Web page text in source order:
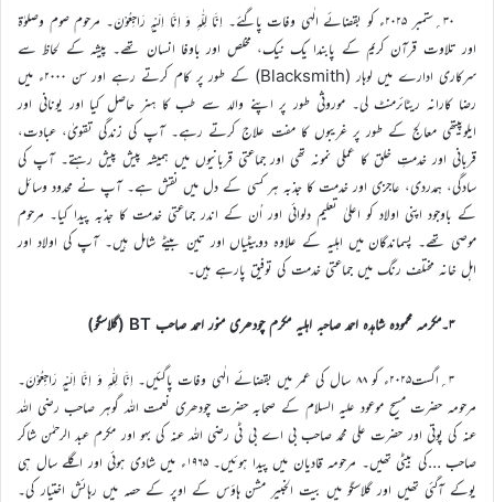
۳۰؍ستمبر ۲۰۲۵ء کو بقضائے الٰہی وفات پاگئے۔ اِنَّا لِلّٰہِ وَ اِنَّا اِلَیْہِ رَاجِعُوْنَ۔ مرحوم صوم وصلوٰۃ
اور تلاوت قرآن کریم کے پابندا یک نیک، مخلص اور باوفا انسان تھے۔ پیشہ کے لحاظ سے
سرکاری ادارے میں لوہار (Blacksmith) کے طور پر کام کرتے رہے اور سن ۲۰۰۰ء میں
رضا کارانہ ریٹائرمنٹ لی۔ موروثی طور پر اپنے والد سے طب کا ہنر حاصل کیا اور یونانی اور
ایلوپیتھی معالج کے طور پر غریبوں کا مفت علاج کرتے رہے۔ آپ کی زندگی تقویٰ، عبادت،
قربانی اور خدمتِ خلق کا عملی نمونہ تھی اور جماعتی قربانیوں میں ہمیشہ پیش پیش رہتے۔ آپ کی
سادگی، ہمدردی، عاجزی اور خدمت کا جذبہ ہر کسی کے دل میں نقش ہے۔ آپ نے محدود وسائل
کے باوجود اپنی اولاد کو اعلیٰ تعلیم دلوائی اور اُن کے اندر جماعتی خدمت کا جذبہ پیدا کیا۔ مرحوم
موصی تھے۔ پسماندگان میں اہلیہ کے علاوہ دوبیٹیاں اور تین بیٹے شامل ہیں۔ آپ کی اولاد اور
اہل خانہ مختلف رنگ میں جماعتی خدمت کی توفیق پارہے ہیں۔
۳۔مکرمہ محمودہ شاہدہ احمد صاحبہ اہلیہ مکرم چودھری منور احمد صاحب BT (گلاسگو)
۳؍اگست۲۰۲۵ء کو ۸۸ سال کی عمر میں بقضائے الٰہی وفات پاگئیں۔ اِنَّا لِلّٰہِ وَ اِنَّا اِلَیْہِ رَاجِعُوْنَ۔
مرحومہ حضرت مسیح موعود علیہ السلام کے صحابہ حضرت چودھری نعمت اللہ گوہر صاحب رضی اللہ
عنہ کی پوتی اور حضرت علی محمد صاحب بی اے بی ٹی رضی اللہ عنہ کی بہو اور مکرم عبد الرحمٰن شاکر
صاحب …کی بیٹی تھیں۔ مرحومہ قادیان میں پیدا ہوئیں۔ ۱۹۶۵ء میں شادی ہوئی اور اگلے سال ہی
یوکے آگئی تھیں اور گلاسگو میں بیت الخبیر مشن ہاؤس کے اوپر کے حصہ میں رہائش اختیار کی۔